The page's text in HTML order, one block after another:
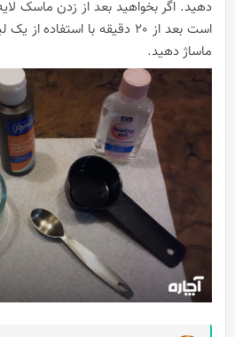
دهید. اگر بخواهید بعد از زدن ماسک
است بعد از 20 دقیقه با
ماساژ دهید.